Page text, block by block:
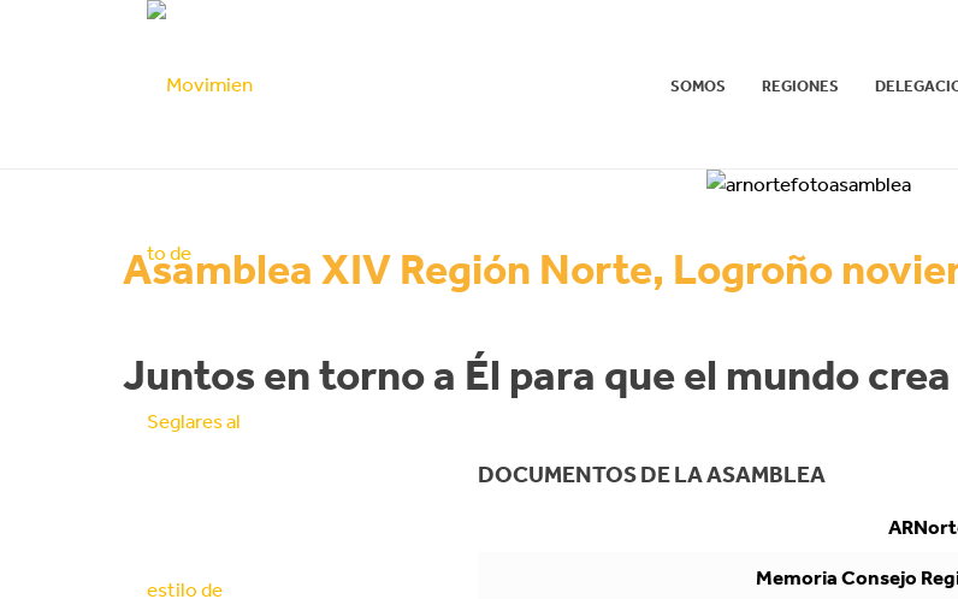
SOMOS REGIONES
Asamblea XIV Región Norte, Logroño
Juntos en torno a Él para que el mundo crea
DOCUMENTOS DE LA ASAMBLEA
Memoria Consejo